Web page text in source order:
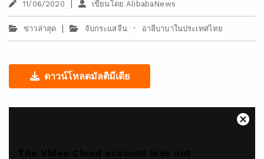
11/06/2020 | เขียนโดย AlibabaNews
ข่าวล่าสุด | จับกระแสจีน · อาลีบาบาในประเทศไทย
ดาวน์โหลดมัลติมีเดีย
Close